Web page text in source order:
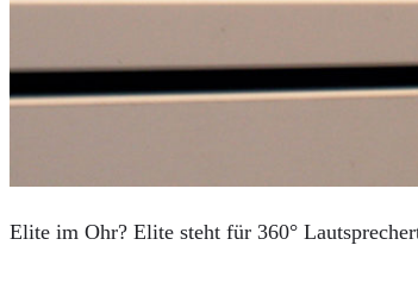
Elite im Ohr? Elite steht für 360°